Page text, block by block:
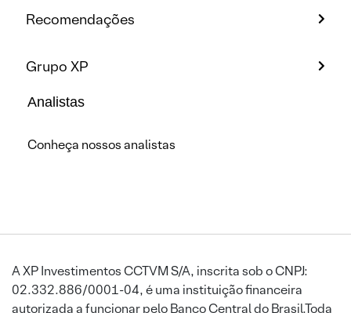
Recomendações
Grupo XP
Analistas
Conheça nossos analistas
A XP Investimentos CCTVM S/A, inscrita sob o CNPJ:
02.332.886/0001-04, é uma instituição financeira
autorizada a funcionar pelo Banco Central do Brasil.Toda